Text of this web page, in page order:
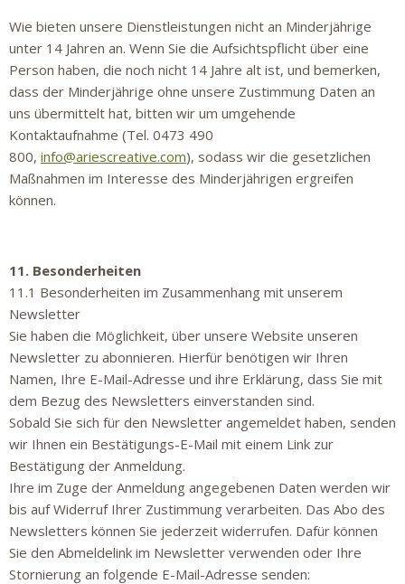
Wie bieten unsere Dienstleistungen nicht an Minderjährige
unter 14 Jahren an. Wenn Sie die Aufsichtspflicht über eine
Person haben, die noch nicht 14 Jahre alt ist, und bemerken,
dass der Minderjährige ohne unsere Zustimmung Daten an
uns übermittelt hat, bitten wir um umgehende
Kontaktaufnahme (Tel. 0473 490
800, info@ariescreative.com), sodass wir die gesetzlichen
Maßnahmen im Interesse des Minderjährigen ergreifen
können.
11. Besonderheiten
11.1 Besonderheiten im Zusammenhang mit unserem
Newsletter
Sie haben die Möglichkeit, über unsere Website unseren
Newsletter zu abonnieren. Hierfür benötigen wir Ihren
Namen, Ihre E-Mail-Adresse und ihre Erklärung, dass Sie mit
dem Bezug des Newsletters einverstanden sind.
Sobald Sie sich für den Newsletter angemeldet haben, senden
wir Ihnen ein Bestätigungs-E-Mail mit einem Link zur
Bestätigung der Anmeldung.
Ihre im Zuge der Anmeldung angegebenen Daten werden wir
bis auf Widerruf Ihrer Zustimmung verarbeiten. Das Abo des
Newsletters können Sie jederzeit widerrufen. Dafür können
Sie den Abmeldelink im Newsletter verwenden oder Ihre
Stornierung an folgende E-Mail-Adresse senden: